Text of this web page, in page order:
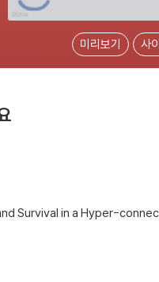
미리보기 사
Survival in a Hyper-